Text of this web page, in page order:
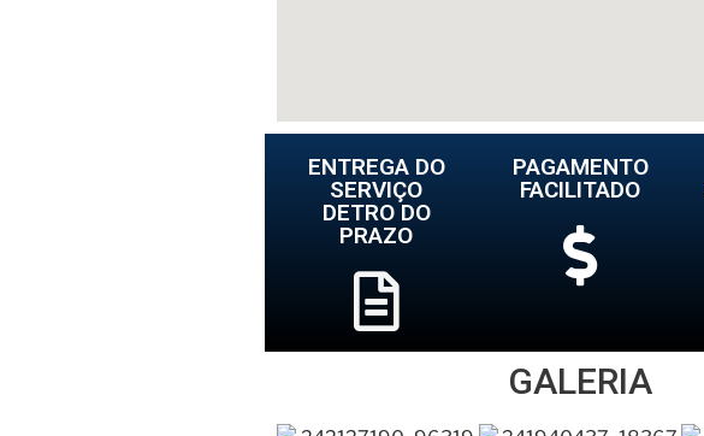
ENTREGA DO
SERVIÇO
DETRO DO
PRAZO
PAGAMENTO
FACILITADO
GALERIA